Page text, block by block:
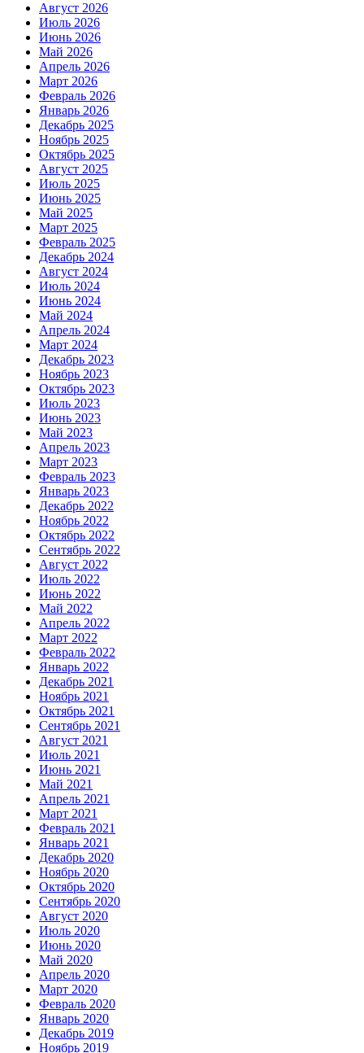
Август 2026
Июль 2026
Июнь 2026
Май 2026
Апрель 2026
Март 2026
Февраль 2026
Январь 2026
Декабрь 2025
Ноябрь 2025
Октябрь 2025
Август 2025
Июль 2025
Июнь 2025
Май 2025
Март 2025
Февраль 2025
Декабрь 2024
Август 2024
Июль 2024
Июнь 2024
Май 2024
Апрель 2024
Март 2024
Декабрь 2023
Ноябрь 2023
Октябрь 2023
Июль 2023
Июнь 2023
Май 2023
Апрель 2023
Март 2023
Февраль 2023
Январь 2023
Декабрь 2022
Ноябрь 2022
Октябрь 2022
Сентябрь 2022
Август 2022
Июль 2022
Июнь 2022
Май 2022
Апрель 2022
Март 2022
Февраль 2022
Январь 2022
Декабрь 2021
Ноябрь 2021
Октябрь 2021
Сентябрь 2021
Август 2021
Июль 2021
Июнь 2021
Май 2021
Апрель 2021
Март 2021
Февраль 2021
Январь 2021
Декабрь 2020
Ноябрь 2020
Октябрь 2020
Сентябрь 2020
Август 2020
Июль 2020
Июнь 2020
Май 2020
Апрель 2020
Март 2020
Февраль 2020
Январь 2020
Декабрь 2019
Ноябрь 2019